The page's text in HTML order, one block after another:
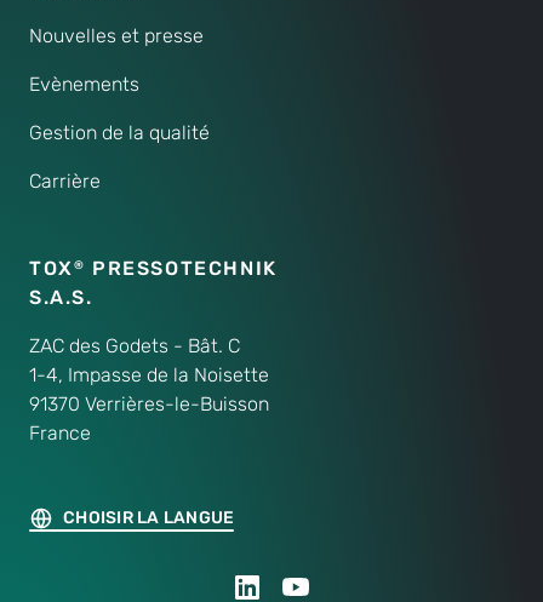
Nouvelles et presse
Evènements
Gestion de la qualité
Carrière
CHOISIR LA LANGUE
TOX®
PRESSOTECHNIK
S.A.S.
ZAC des Godets - Bât. C
1-4, Impasse de la Noisette
91370 Verrières-le-Buisson
France